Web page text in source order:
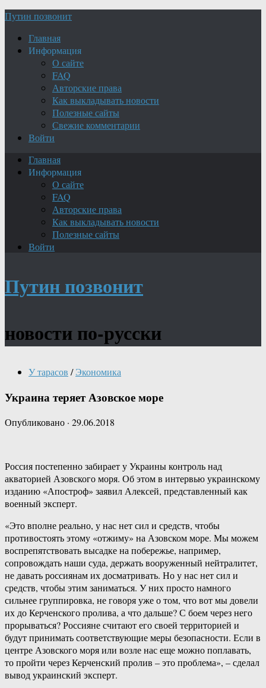
Путин позвонит
Главная
Информация
О сайте
FAQ
Авторские права
Как выкладывать новости
Полезные сайты
Свежие комментарии
Войти
Главная
Информация
О сайте
FAQ
Авторские права
Как выкладывать новости
Полезные сайты
Войти
Путин позвонит
новости по-русски
У тарасов / Экономика
Украина теряет Азовское море
Опубликовано · 29.06.2018
Россия постепенно забирает у Украины контроль над
акваторией Азовского моря. Об этом в интервью украинскому
изданию «Апостроф» заявил Алексей, представленный как
военный эксперт.
«Это вполне реально, у нас нет сил и средств, чтобы
противостоять этому «отжиму» на Азовском море. Мы можем
воспрепятствовать высадке на побережье, например,
сопровождать наши суда, держать вооруженный нейтралитет,
не давать россиянам их досматривать. Но у нас нет сил и
средств, чтобы этим заниматься. У них просто намного
сильнее группировка, не говоря уже о том, что вот мы довели
их до Керченского пролива, а что дальше? С боем через него
прорываться? Россияне считают его своей территорией и
будут принимать соответствующие меры безопасности. Если в
центре Азовского моря или возле нас еще можно поплавать,
то пройти через Керченский пролив – это проблема», – сделал
вывод украинский эксперт.